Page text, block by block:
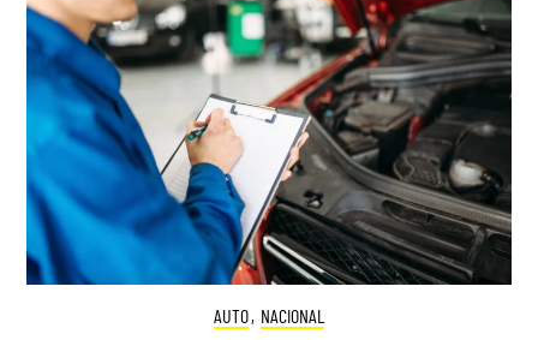
AUTO, NACIONAL